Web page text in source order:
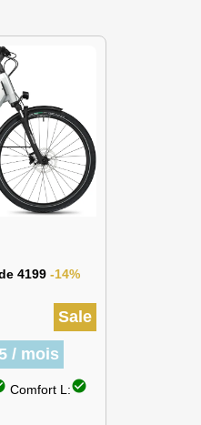
4199 -14%
Sale
/ mois
Comfort L:check_circle